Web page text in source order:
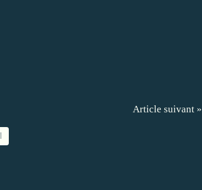
Article suivant »